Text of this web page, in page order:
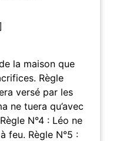
la maison que
Règle
versé par les
ne tuera qu’avec
N°4 : Léo ne
feu. Règle N°5 :